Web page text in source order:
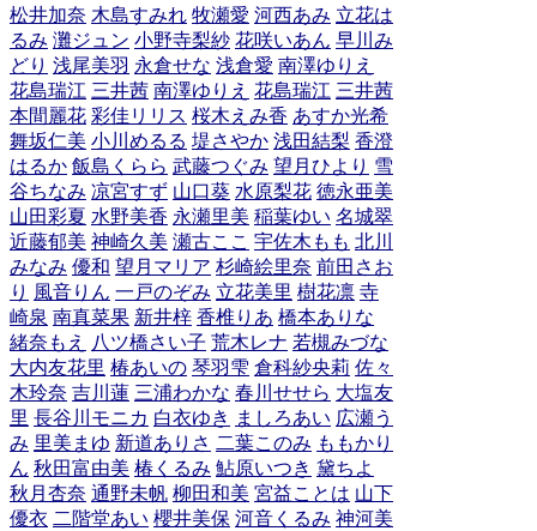
松井加奈 木島すみれ 牧瀬愛 河西あみ 立花は
るみ 灘ジュン 小野寺梨紗 花咲いあん 早川み
どり 浅尾美羽 永倉せな 浅倉愛 南澤ゆりえ
花島瑞江 三井茜 南澤ゆりえ 花島瑞江 三井茜
本間麗花 彩佳リリス 桜木えみ香 あすか光希
舞坂仁美 小川めるる 堤さやか 浅田結梨 香澄
はるか 飯島くらら 武藤つぐみ 望月ひより 雪
谷ちなみ 凉宮すず 山口葵 水原梨花 徳永亜美
山田彩夏 水野美香 永瀬里美 稲葉ゆい 名城翠
近藤郁美 神崎久美 瀬古ここ 宇佐木もも 北川
みなみ 優和 望月マリア 杉崎絵里奈 前田さお
り 風音りん 一戸のぞみ 立花美里 樹花凛 寺
崎泉 南真菜果 新井梓 香椎りあ 橋本ありな
緒奈もえ
八ツ橋さい子 荒木レナ 若槻みづな
大内友花里 椿あいの 琴羽雫 倉科紗央莉 佐々
木玲奈 吉川蓮 三浦わかな 春川せせら 大塩友
里 長谷川モニカ 白衣ゆき ましろあい 広瀬う
み 里美まゆ 新道ありさ 二葉このみ ももかり
ん 秋田富由美 椿くるみ 鮎原いつき 黛ちよ
秋月杏奈 通野未帆 柳田和美 宮益ことは 山下
優衣 二階堂あい 櫻井美保 河音くるみ 神河美